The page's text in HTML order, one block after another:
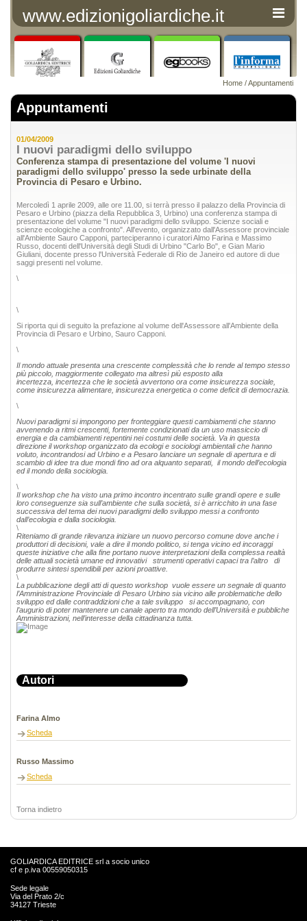
www.edizionigoliardiche.it
Home /Appuntamenti
Appuntamenti
01/04/2009
I nuovi paradigmi dello sviluppo
Conferenza stampa di presentazione del volume 'I nuovi
paradigmi dello sviluppo' presso la sede urbinate della
Provincia di Pesaro e Urbino.
Mercoledì 1 aprile 2009, alle ore 11.00, si terrà presso il palazzo della Provincia di
Pesaro e Urbino (piazza della Repubblica 3, Urbino) una conferenza stampa di
presentazione del volume "I nuovi paradigmi dello sviluppo. Scienze sociali e
scienze ecologiche a confronto". All'evento, organizzato dall'Assessore provinciale
all'Ambiente Sauro Capponi, parteciperanno i curatori Almo Farina e Massimo
Russo, docenti dell'Università degli Studi di Urbino "Carlo Bo", e Gian Mario
Giuliani, docente presso l'Università Federale di Rio de Janeiro ed autore di due
saggi presenti nel volume.
\
\
Si riporta qui di seguito la prefazione al volume dell'Assessore all'Ambiente della
Provincia di Pesaro e Urbino, Sauro Capponi.
\
Il mondo attuale presenta una crescente complessità che lo rende al tempo stesso
più piccolo, maggiormente collegato ma altresì più esposto alla
incertezza, incertezza che le società avvertono ora come insicurezza sociale,
come insicurezza alimentare, insicurezza energetica o come deficit di democrazia.
\
Nuovi paradigmi si impongono per fronteggiare questi cambiamenti che stanno
avvenendo a ritmi crescenti, fortemente condizionati da un uso massiccio di
energia e da cambiamenti repentini nei costumi delle società. Va in questa
direzione il workshop organizzato da ecologi e sociologi ambientali che hanno
voluto, incontrandosi ad Urbino e a Pesaro lanciare un segnale di apertura e di
scambio di idee tra due mondi fino ad ora alquanto separati, il mondo dell’ecologia
ed il mondo della sociologia.
\
Il workshop che ha visto una primo incontro incentrato sulle grandi opere e sulle
loro conseguenze sia sull’ambiente che sulla società, si è arricchito in una fase
successiva del tema dei nuovi paradigmi dello sviluppo messi a confronto
dall’ecologia e dalla sociologia.
\
Riteniamo di grande rilevanza iniziare un nuovo percorso comune dove anche i
produttori di decisioni, vale a dire il mondo politico, si tenga vicino ed incoraggi
queste iniziative che alla fine portano nuove interpretazioni della complessa realtà
delle attuali società umane ed innovativi strumenti operativi capaci tra l’altro di
produrre sintesi spendibili per azioni proattive.
\
La pubblicazione degli atti di questo workshop vuole essere un segnale di quanto
l’Amministrazione Provinciale di Pesaro Urbino sia vicino alle problematiche dello
sviluppo ed dalle contraddizioni che a tale sviluppo si accompagnano, con
l’augurio di poter mantenere un canale aperto tra mondo dell’Università e pubbliche
Amministrazioni, nell’interesse della cittadinanza tutta.
Autori
Farina Almo
Scheda
Russo Massimo
Scheda
Torna indietro
GOLIARDICA EDITRICE srl a socio unico
cf e p.iva 00559050315
Sede legale
Via del Prato 2/c
34127 Trieste